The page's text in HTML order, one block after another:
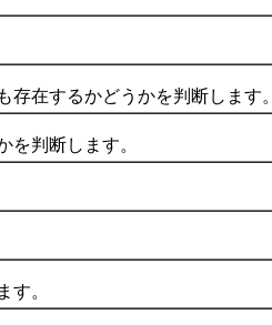
在するかどうかを判断します。
判断します。
。